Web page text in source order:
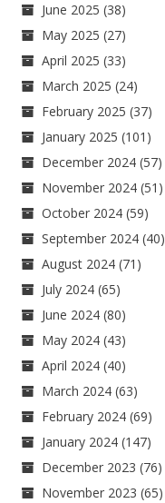
June 2025 (38)
May 2025 (27)
April 2025 (33)
March 2025 (24)
February 2025 (37)
January 2025 (101)
December 2024 (57)
November 2024 (51)
October 2024 (59)
September 2024 (40)
August 2024 (71)
July 2024 (65)
June 2024 (80)
May 2024 (43)
April 2024 (40)
March 2024 (63)
February 2024 (69)
January 2024 (147)
December 2023 (76)
November 2023 (65)